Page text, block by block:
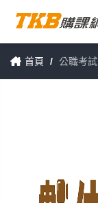
首頁 / 公職考試